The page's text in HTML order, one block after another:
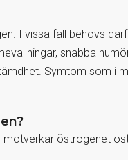
I vissa fall behövs
snabba
Symtom som i
motverkar östrogenet